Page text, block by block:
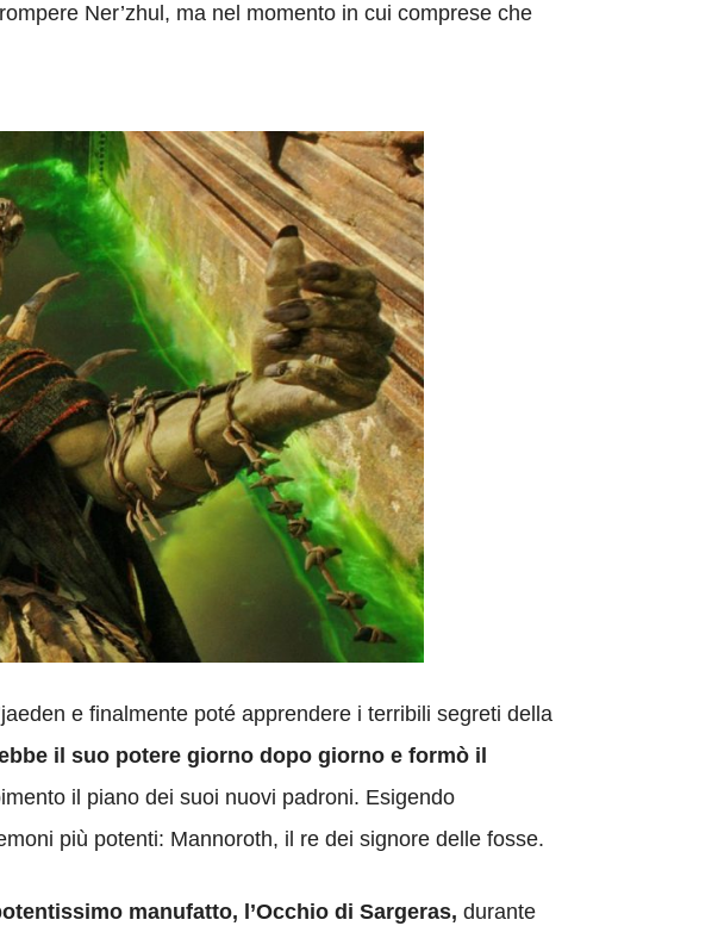
Ner’zhul, ma nel momento in cui comprese che
e finalmente poté apprendere i terribili segreti della
il suo potere giorno dopo giorno e formò il
il piano dei suoi nuovi padroni. Esigendo
più potenti: Mannoroth, il re dei signore delle fosse.
manufatto, l’Occhio di Sargeras, durante